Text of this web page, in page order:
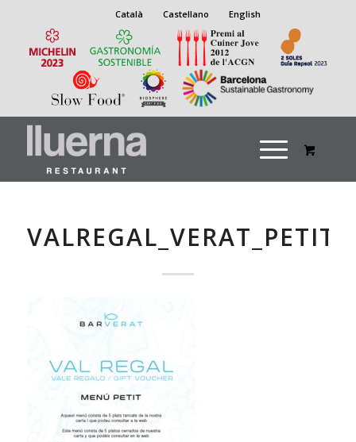
Català Castellano English
VALREGAL_VERAT_PETIT